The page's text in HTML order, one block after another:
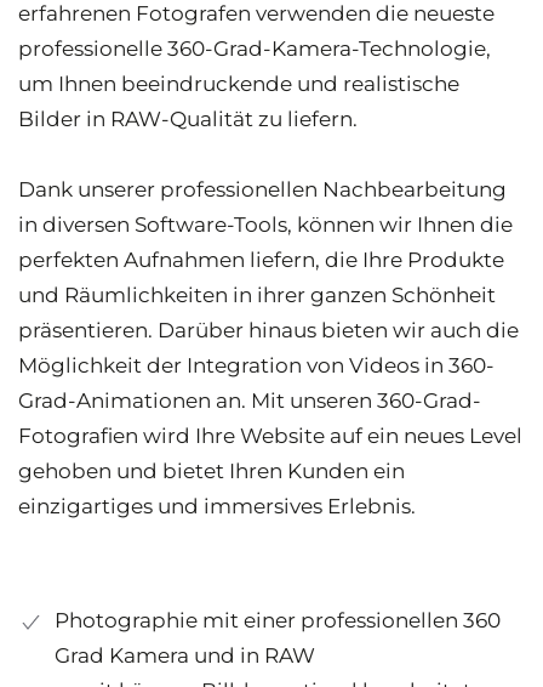
erfahrenen Fotografen verwenden die neueste
professionelle 360-Grad-Kamera-Technologie,
um Ihnen beeindruckende und realistische
Bilder in RAW-Qualität zu liefern.
Dank unserer professionellen Nachbearbeitung
in diversen Software-Tools, können wir Ihnen die
perfekten Aufnahmen liefern, die Ihre Produkte
und Räumlichkeiten in ihrer ganzen Schönheit
präsentieren. Darüber hinaus bieten wir auch die
Möglichkeit der Integration von Videos in 360-
Grad-Animationen an. Mit unseren 360-Grad-
Fotografien wird Ihre Website auf ein neues Level
gehoben und bietet Ihren Kunden ein
einzigartiges und immersives Erlebnis.
Photographie mit einer professionellen 360
Grad Kamera und in RAW